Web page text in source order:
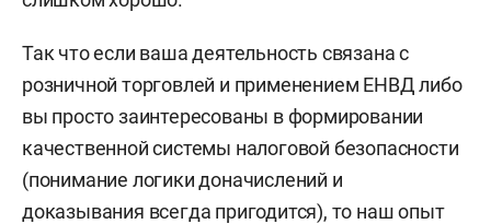
Так что если ваша деятельность связана с
розничной торговлей и применением ЕНВД либо
вы просто заинтересованы в формировании
качественной системы налоговой безопасности
(понимание логики доначислений и
доказывания всегда пригодится), то наш опыт